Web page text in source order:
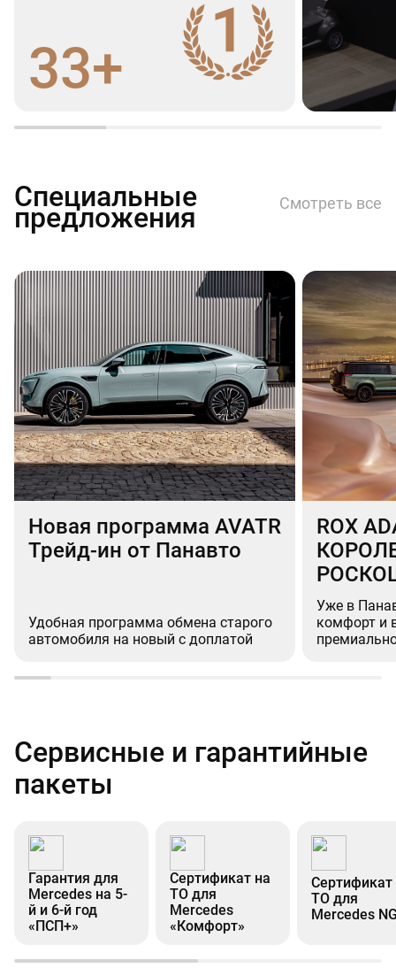
33+
Специальные
предложения Смотреть все
Новая программа AVATR
Трейд-ин от Панавто
Удобная программа обмена старого
автомобиля на новый с доплатой
ROX
Уже в
комфорт и
Сервисные и гарантийные
пакеты
Гарантия для
Mercedes на 5-
й и 6-й год
«ПСП+»
Сертификат на
ТО для
Mercedes
«Комфорт»
Сертификат
ТО для
Mercedes